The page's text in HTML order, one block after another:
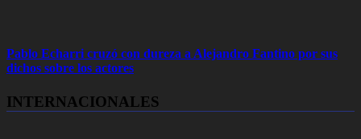
Pablo Echarri cruzó con dureza a Alejandro Fantino por sus
dichos sobre los actores
INTERNACIONALES